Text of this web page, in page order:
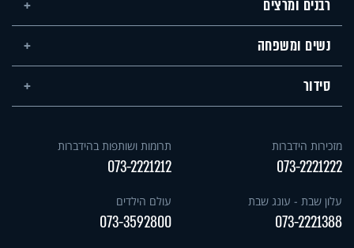
רבנים ומרצים
נשים ומשפחה
סידור
מזכירות הידברות
073-2221222
תרומות ושותפות בהידברות
073-2221212
עלון שבת - עונג שבת
073-2221388
עולם הילדים
073-3592800